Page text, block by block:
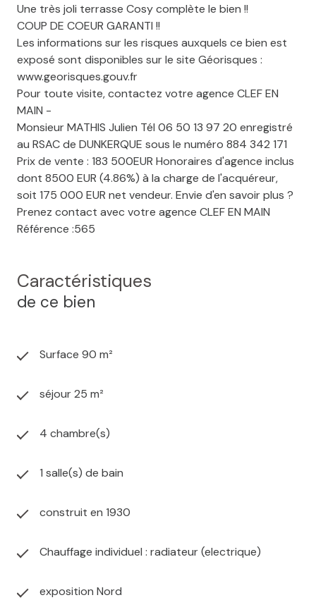
Une très joli terrasse Cosy complète le bien !!
COUP DE COEUR GARANTI !!
Les informations sur les risques auxquels ce bien est
exposé sont disponibles sur le site Géorisques :
www.georisques.gouv.fr
Pour toute visite, contactez votre agence CLEF EN
MAIN -
Monsieur MATHIS Julien Tél 06 50 13 97 20 enregistré
au RSAC de DUNKERQUE sous le numéro 884 342 171
Prix de vente : 183 500EUR Honoraires d'agence inclus
dont 8500 EUR (4.86%) à la charge de l'acquéreur,
soit 175 000 EUR net vendeur. Envie d'en savoir plus ?
Prenez contact avec votre agence CLEF EN MAIN
Référence :565
Caractéristiques
de ce bien
Surface 90 m²
séjour 25 m²
4 chambre(s)
1 salle(s) de bain
construit en 1930
Chauffage individuel : radiateur (electrique)
exposition Nord